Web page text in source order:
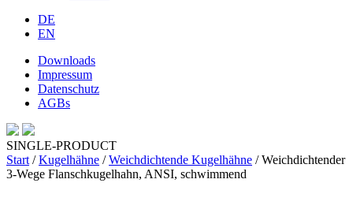
DE
EN
Downloads
Impressum
Datenschutz
AGBs
SINGLE-PRODUCT
Start /Kugelhähne /Weichdichtende Kugelhähne / Weichdichtender
3-Wege Flanschkugelhahn, ANSI, schwimmend